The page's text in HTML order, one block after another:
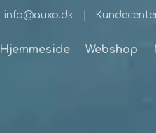
info@auxo.dk
Hjemmeside Webshop